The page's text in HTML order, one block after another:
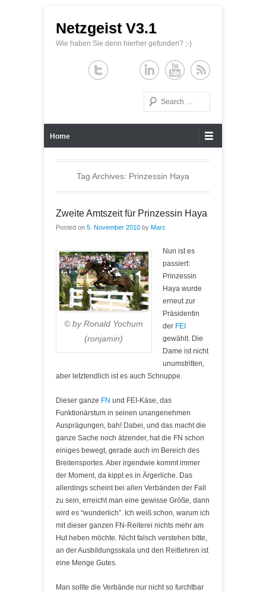
Netzgeist V3.1
Wie haben Sie denn hierher gefunden? ;-)
Search
Home
Tag Archives: Prinzessin Haya
Zweite Amtszeit für Prinzessin Haya
Posted on 5. November 2010 by Marc
© by Ronald Yochum
(ronjamin)
Nun ist es
passiert:
Prinzessin
Haya wurde
erneut zur
Präsidentin
der FEI
gewählt. Die
Dame ist nicht
unumstritten,
aber letztendlich ist es auch Schnuppe.
Dieser ganze FN und FEI-Käse, das
Funktionärstum in seinen unangenehmen
Ausprägungen, bah! Dabei, und das macht die
ganze Sache noch ätzender, hat die FN schon
einiges bewegt, gerade auch im Bereich des
Breitensportes. Aber irgendwie kommt immer
der Moment, da kippt es in Ärgerliche. Das
allerdings scheint bei allen Verbänden der Fall
zu sein, erreicht man eine gewisse Größe, dann
wird es “wunderlich”. Ich weiß schon, warum ich
mit dieser ganzen FN-Reiterei nichts mehr am
Hut heben möchte. Nicht falsch verstehen bitte,
an der Ausbildungsskala und den Reitlehren ist
eine Menge Gutes.
Man sollte die Verbände nur nicht so furchtbar